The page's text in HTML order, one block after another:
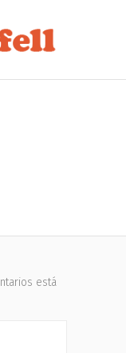
está